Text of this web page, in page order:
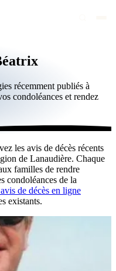
récemment publiés à
condoléances et rendez
les avis de décès récents
de Lanaudière. Chaque
familles de rendre
condoléances de la
de décès en ligne
existants.